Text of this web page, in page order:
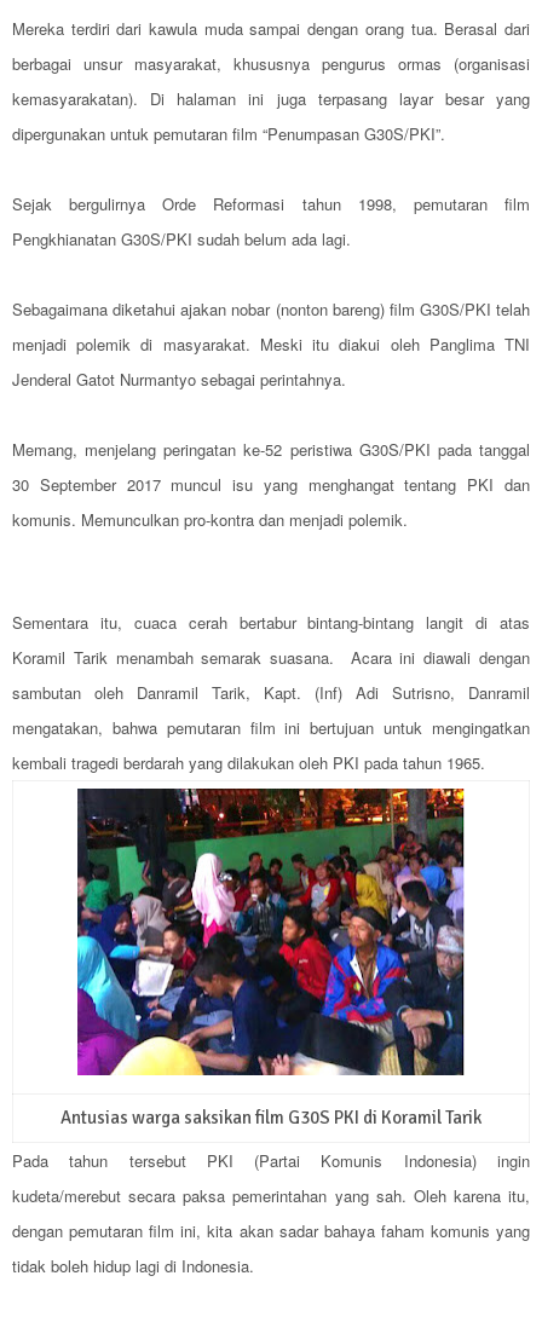
Mereka terdiri dari kawula muda sampai dengan orang tua. Berasal dari
berbagai unsur masyarakat, khususnya pengurus ormas (organisasi
kemasyarakatan). Di halaman ini juga terpasang layar besar yang
dipergunakan untuk pemutaran film “Penumpasan G30S/PKI”.
Sejak bergulirnya Orde Reformasi tahun 1998, pemutaran film
Pengkhianatan G30S/PKI sudah belum ada lagi.
Sebagaimana diketahui ajakan nobar (nonton bareng) film G30S/PKI telah
menjadi polemik di masyarakat. Meski itu diakui oleh Panglima TNI
Jenderal Gatot Nurmantyo sebagai perintahnya.
Memang, menjelang peringatan ke-52 peristiwa G30S/PKI pada tanggal
30 September 2017 muncul isu yang menghangat tentang PKI dan
komunis. Memunculkan pro-kontra dan menjadi polemik.
Sementara itu, cuaca cerah bertabur bintang-bintang langit di atas
Koramil Tarik menambah semarak suasana. Acara ini diawali dengan
sambutan oleh Danramil Tarik, Kapt. (Inf) Adi Sutrisno, Danramil
mengatakan, bahwa pemutaran film ini bertujuan untuk mengingatkan
kembali tragedi berdarah yang dilakukan oleh PKI pada tahun 1965.
Antusias warga saksikan film G30S PKI di Koramil Tarik
Pada tahun tersebut PKI (Partai Komunis Indonesia) ingin
kudeta/merebut secara paksa pemerintahan yang sah. Oleh karena itu,
dengan pemutaran film ini, kita akan sadar bahaya faham komunis yang
tidak boleh hidup lagi di Indonesia.